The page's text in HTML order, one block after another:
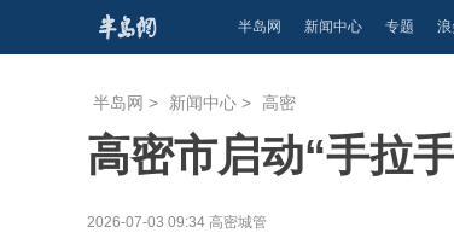
半岛网 新闻中心 专题
半岛网 > 新闻中心 > 高密
高密市启动“手拉
2026-07-03 09:34 高密城管